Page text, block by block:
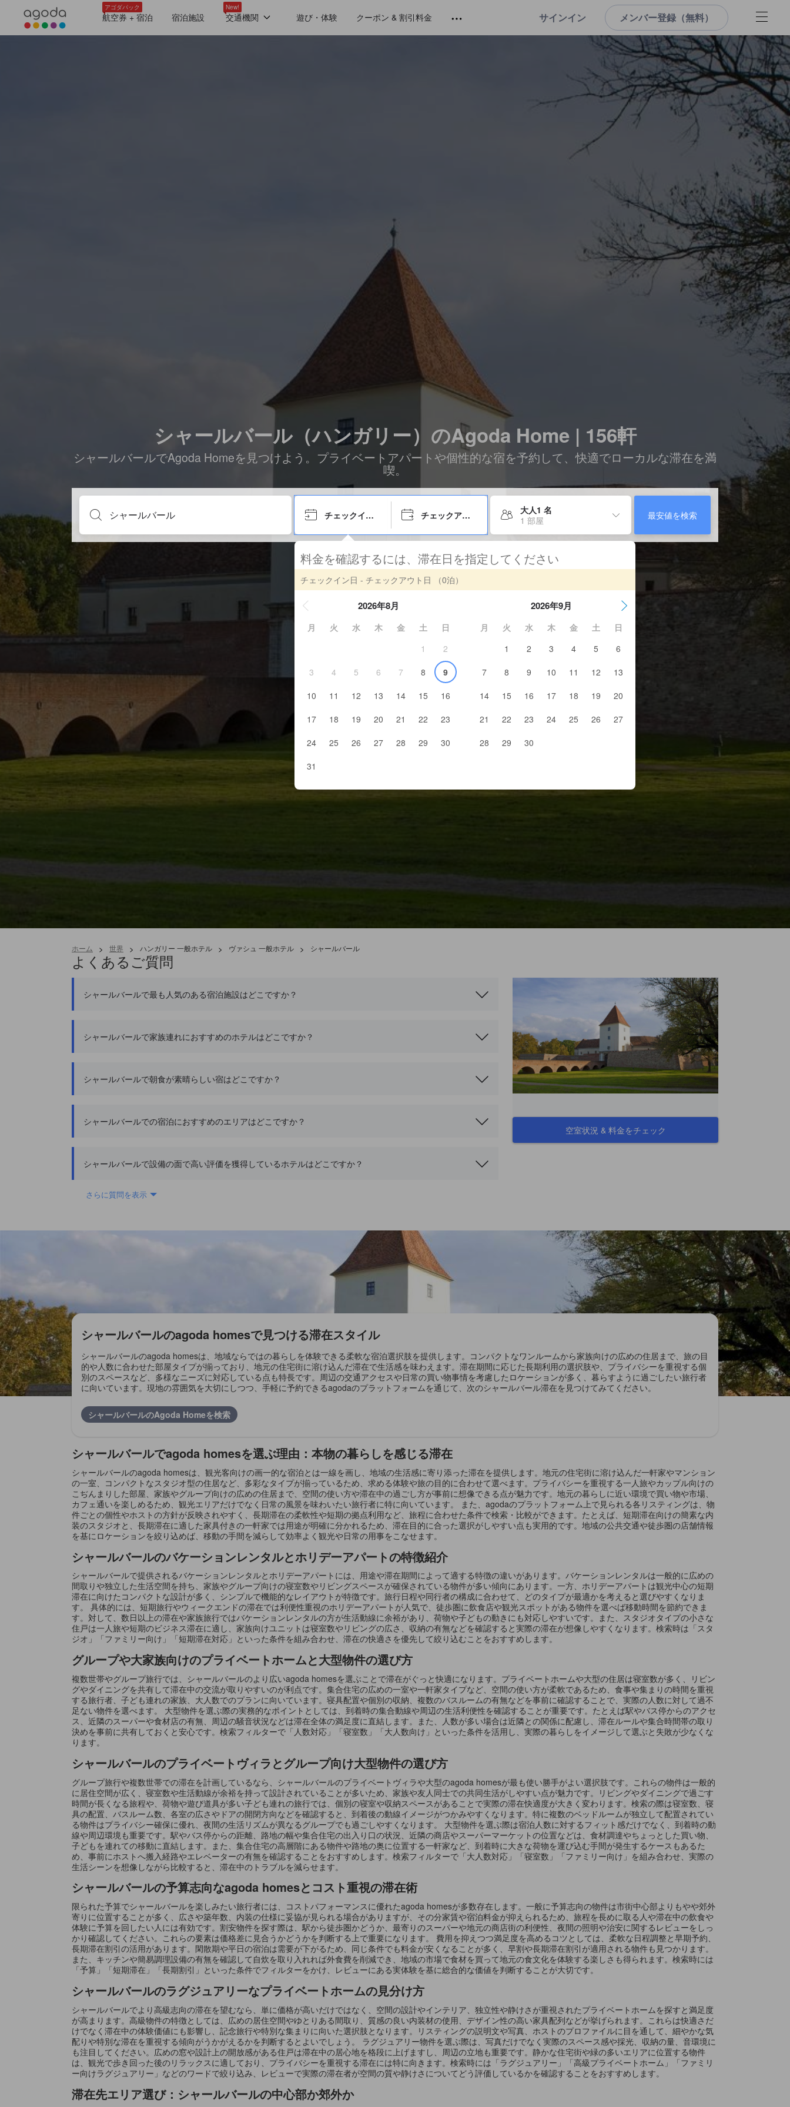
アゴダパック
航空券 + 宿泊 宿泊施設
New!
交通機関 遊び・体験 クーポン & 割引料金 サインイン メンバー登録（無料）
シャールバール（ハンガリー）のAgoda Home | 156軒
シャールバールでAgoda Homeを見つけよう。プライベートアパートや個性的な宿を予約して、快適でローカルな滞在を満
喫。
チェックイン日 チェックアウト日
大人1 名
1 部屋
最安値を検索
料金を確認するには、滞在日を指定してください
チェックイン日 - チェックアウト日 （0泊）
2026年8月
月 火 水 木 金 土
日
1
2
3
4 5 6 7 8
9
10
11 12 13 14 15
16
17
18 19 20 21 22
23
24
25 26 27 28 29
30
31
2026年9月
月 火 水 木 金 土
日
1
2 3 4 5
6
7
8 9 10 11 12
13
14
15 16 17 18 19
20
21
22 23 24 25 26
27
28
29 30
ホーム > 世界 > ハンガリー 一般ホテル > ヴァシュ 一般ホテル > シャールバール
よくあるご質問
シャールバールで最も人気のある宿泊施設はどこですか？
シャールバールで家族連れにおすすめのホテルはどこですか？
シャールバールで朝食が素晴らしい宿はどこですか？
シャールバールでの宿泊におすすめのエリアはどこですか？
シャールバールで設備の面で高い評価を獲得しているホテルはどこですか？
さらに質問を表示
空室状況 & 料金をチェック
シャールバールのagoda homesで見つける滞在スタイル
シャールバールのagoda homesは、地域ならではの暮らしを体験できる柔軟な宿泊選択肢を提供します。コンパクトなワンルームから家族向けの広めの住居まで、旅の目
的や人数に合わせた部屋タイプが揃っており、地元の住宅街に溶け込んだ滞在で生活感を味わえます。滞在期間に応じた長期利用の選択肢や、プライバシーを重視する個
別のスペースなど、多様なニーズに対応している点も特長です。周辺の交通アクセスや日常の買い物事情を考慮したロケーションが多く、暮らすように過ごしたい旅行者
に向いています。現地の雰囲気を大切にしつつ、手軽に予約できるagodaのプラットフォームを通じて、次のシャールバール滞在を見つけてみてください。
シャールバールのAgoda Homeを検索
シャールバールでagoda homesを選ぶ理由：本物の暮らしを感じる滞在
シャールバールのagoda homesは、観光客向けの画一的な宿泊とは一線を画し、地域の生活感に寄り添った滞在を提供します。地元の住宅街に溶け込んだ一軒家やマンション
の一室、コンパクトなスタジオ型の住居など、多彩なタイプが揃っているため、求める体験や旅の目的に合わせて選べます。プライバシーを重視する一人旅やカップル向けの
こぢんまりした部屋、家族やグループ向けの広めの住居まで、空間の使い方や滞在中の過ごし方が事前に想像できる点が魅力です。地元の暮らしに近い環境で買い物や市場、
カフェ通いを楽しめるため、観光エリアだけでなく日常の風景を味わいたい旅行者に特に向いています。 また、agodaのプラットフォーム上で見られる各リスティングは、物
件ごとの個性やホストの方針が反映されやすく、長期滞在の柔軟性や短期の拠点利用など、旅程に合わせた条件で検索・比較ができます。たとえば、短期滞在向けの簡素な内
装のスタジオと、長期滞在に適した家具付きの一軒家では用途が明確に分かれるため、滞在目的に合った選択がしやすい点も実用的です。地域の公共交通や徒歩圏の店舗情報
を基にロケーションを絞り込めば、移動の手間を減らして効率よく観光や日常の用事をこなせます。
シャールバールのバケーションレンタルとホリデーアパートの特徴紹介
シャールバールで提供されるバケーションレンタルとホリデーアパートには、用途や滞在期間によって適する特徴の違いがあります。バケーションレンタルは一般的に広めの
間取りや独立した生活空間を持ち、家族やグループ向けの寝室数やリビングスペースが確保されている物件が多い傾向にあります。一方、ホリデーアパートは観光中心の短期
滞在に向けたコンパクトな設計が多く、シンプルで機能的なレイアウトが特徴です。旅行日程や同行者の構成に合わせて、どのタイプが最適かを考えると選びやすくなりま
す。 具体的には、短期旅行やウィークエンドの滞在では利便性重視のホリデーアパートが人気で、徒歩圏に飲食店や観光スポットがある物件を選べば移動時間を節約できま
す。対して、数日以上の滞在や家族旅行ではバケーションレンタルの方が生活動線に余裕があり、荷物や子どもの動きにも対応しやすいです。また、スタジオタイプの小さな
住戸は一人旅や短期のビジネス滞在に適し、家族向けユニットは寝室数やリビングの広さ、収納の有無などを確認すると実際の滞在が想像しやすくなります。検索時は「スタ
ジオ」「ファミリー向け」「短期滞在対応」といった条件を組み合わせ、滞在の快適さを優先して絞り込むことをおすすめします。
グループや大家族向けのプライベートホームと大型物件の選び方
複数世帯やグループ旅行では、シャールバールのより広いagoda homesを選ぶことで滞在がぐっと快適になります。プライベートホームや大型の住居は寝室数が多く、リビン
グやダイニングを共有して滞在中の交流が取りやすいのが利点です。集合住宅の広めの一室や一軒家タイプなど、空間の使い方が柔軟であるため、食事や集まりの時間を重視
する旅行者、子ども連れの家族、大人数でのプランに向いています。寝具配置や個別の収納、複数のバスルームの有無などを事前に確認することで、実際の人数に対して過不
足ない物件を選べます。 大型物件を選ぶ際の実務的なポイントとしては、到着時の集合動線や周辺の生活利便性を確認することが重要です。たとえば駅やバス停からのアクセ
ス、近隣のスーパーや食材店の有無、周辺の騒音状況などは滞在全体の満足度に直結します。また、人数が多い場合は近隣との関係に配慮し、滞在ルールや集合時間帯の取り
決めを事前に共有しておくと安心です。検索フィルターで「人数対応」「寝室数」「大人数向け」といった条件を活用し、実際の暮らしをイメージして選ぶと失敗が少なくな
ります。
シャールバールのプライベートヴィラとグループ向け大型物件の選び方
グループ旅行や複数世帯での滞在を計画しているなら、シャールバールのプライベートヴィラや大型のagoda homesが最も使い勝手がよい選択肢です。これらの物件は一般的
に居住空間が広く、寝室数や生活動線が余裕を持って設計されていることが多いため、家族や友人同士での共同生活がしやすい点が魅力です。リビングやダイニングで過ごす
時間が長くなる旅程や、荷物や遊び道具が多い子ども連れの旅行では、個別の寝室や収納スペースがあることで実際の滞在快適度が大きく変わります。検索の際は寝室数、寝
具の配置、バスルーム数、各室の広さやドアの開閉方向などを確認すると、到着後の動線イメージがつかみやすくなります。特に複数のベッドルームが独立して配置されてい
る物件はプライバシー確保に優れ、夜間の生活リズムが異なるグループでも過ごしやすくなります。 大型物件を選ぶ際は宿泊人数に対するフィット感だけでなく、到着時の動
線や周辺環境も重要です。駅やバス停からの距離、路地の幅や集合住宅の出入り口の状況、近隣の商店やスーパーマーケットの位置などは、食材調達やちょっとした買い物、
子どもを連れての移動に直結します。また、集合住宅の高層階にある物件や路地の奥に位置する一軒家など、到着時に大きな荷物を運び込む手間が発生するケースもあるた
め、事前にホストへ搬入経路やエレベーターの有無を確認することをおすすめします。検索フィルターで「大人数対応」「寝室数」「ファミリー向け」を組み合わせ、実際の
生活シーンを想像しながら比較すると、滞在中のトラブルを減らせます。
シャールバールの予算志向なagoda homesとコスト重視の滞在術
限られた予算でシャールバールを楽しみたい旅行者には、コストパフォーマンスに優れたagoda homesが多数存在します。一般に予算志向の物件は市街中心部よりもやや郊外
寄りに位置することが多く、広さや築年数、内装の仕様に妥協が見られる場合がありますが、その分家賃や宿泊料金が抑えられるため、旅程を長めに取る人や滞在中の飲食や
体験に予算を回したい人には有効です。割安物件を探す際は、駅から徒歩圏かどうか、最寄りのスーパーや地元の商店街の利便性、夜間の照明や治安に関するレビューをしっ
かり確認してください。これらの要素は価格差に見合うかどうかを判断する上で重要になります。 費用を抑えつつ満足度を高めるコツとしては、柔軟な日程調整と早期予約、
長期滞在割引の活用があります。閑散期や平日の宿泊は需要が下がるため、同じ条件でも料金が安くなることが多く、早割や長期滞在割引が適用される物件も見つかります。
また、キッチンや簡易調理設備の有無を確認して自炊を取り入れれば外食費を削減でき、地域の市場で食材を買って地元の食文化を体験する楽しさも得られます。検索時には
「予算」「短期滞在」「長期割引」といった条件でフィルターをかけ、レビューにある実体験を基に総合的な価値を判断することが大切です。
シャールバールのラグジュアリーなプライベートホームの見分け方
シャールバールでより高級志向の滞在を望むなら、単に価格が高いだけではなく、空間の設計やインテリア、独立性や静けさが重視されたプライベートホームを探すと満足度
が高まります。高級物件の特徴としては、広めの居住空間やゆとりある間取り、質感の良い内装材の使用、デザイン性の高い家具配列などが挙げられます。これらは快適さだ
けでなく滞在中の体験価値にも影響し、記念旅行や特別な集まりに向いた選択肢となります。リスティングの説明文や写真、ホストのプロファイルに目を通して、細やかな気
配りや特別な滞在を重視する傾向がうかがえるかを判断するとよいでしょう。 ラグジュアリー物件を選ぶ際は、写真だけでなく実際のスペース感や採光、収納の量、音環境に
も注目してください。広めの窓や設計上の開放感がある住戸は滞在中の居心地を格段に上げますし、周辺の立地も重要です。静かな住宅街や緑の多いエリアに位置する物件
は、観光で歩き回った後のリラックスに適しており、プライバシーを重視する滞在には特に向きます。検索時には「ラグジュアリー」「高級プライベートホーム」「ファミリ
ー向けラグジュアリー」などのワードで絞り込み、レビューで実際の滞在者が空間の質や静けさについてどう評価しているかを確認することをおすすめします。
滞在先エリア選び：シャールバールの中心部か郊外か